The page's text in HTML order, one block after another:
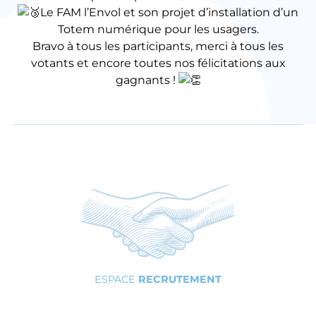
Le FAM l’Envol et son projet d’installation d’un
Totem numérique pour les usagers.
Bravo à tous les participants, merci à tous les
votants et encore toutes nos félicitations aux
gagnants !
ESPACE RECRUTEMENT